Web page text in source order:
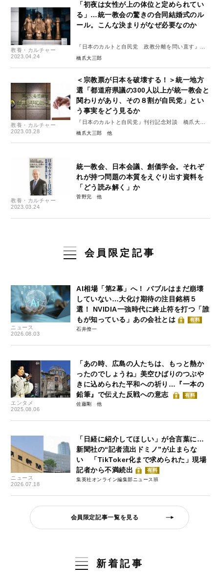
教養・カルチャー
2023.04.24
「初夜は女性が上の体位と定められてい
る」…統一教会の驚きの合同結婚式のル
ール。こんな決まりがなぜ必要なのか
『日本のカルトと自民党 政教分離を問い直す』よ
り
橋爪大三郎
教養・カルチャー
2023.03.28
＜宗教票が日本を破壊する！＞統一地方
選「都道府県議の300人以上が統一教会と
関わりがあり、その８割が自民党」とい
う事実をどう見るか
『日本のカルトと自民党』刊行記念対談 橋爪大三
郎×有田芳生
橋爪大三郎
教養・カルチャー
2023.03.24
統一教会、日本会議、創価学会。それぞ
れが持つ問題の本質をえぐり出す資料を
「どう読み解く」か
菅野完
会員限定記事
ニュース
2026.08.03
AI相場「第2幕」へ！ バブルはまだ崩壊
していない…大化け期待の注目銘柄５
選！ NVIDIA一強時代に終止符を打つ「誰
もが知っている」あの会社とは
有料
石井僚一
エンタメ
2025.08.06
「あの時、広島の人たちは、もっと熱か
ったのでしょうね」美空ひばりのつぶや
きに込められた平和への祈り…『一本の
鉛筆』で伝えた反戦への意志
有料
佐藤剛
ニュース
2026.07.18
「日経に紹介してほしい」が合言葉に…
新聞社の“記者流出ドミノ”が止まらな
い 「TikToker化まで求められた」現場
記者から不満続出
有料
集英社オンライン編集部ニュース班
会員限定記事一覧を見る
新着記事